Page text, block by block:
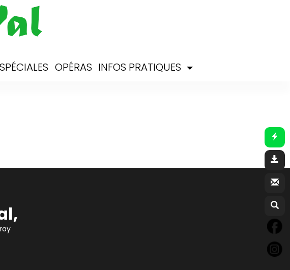
OPÉRAS INFOS PRATIQUES